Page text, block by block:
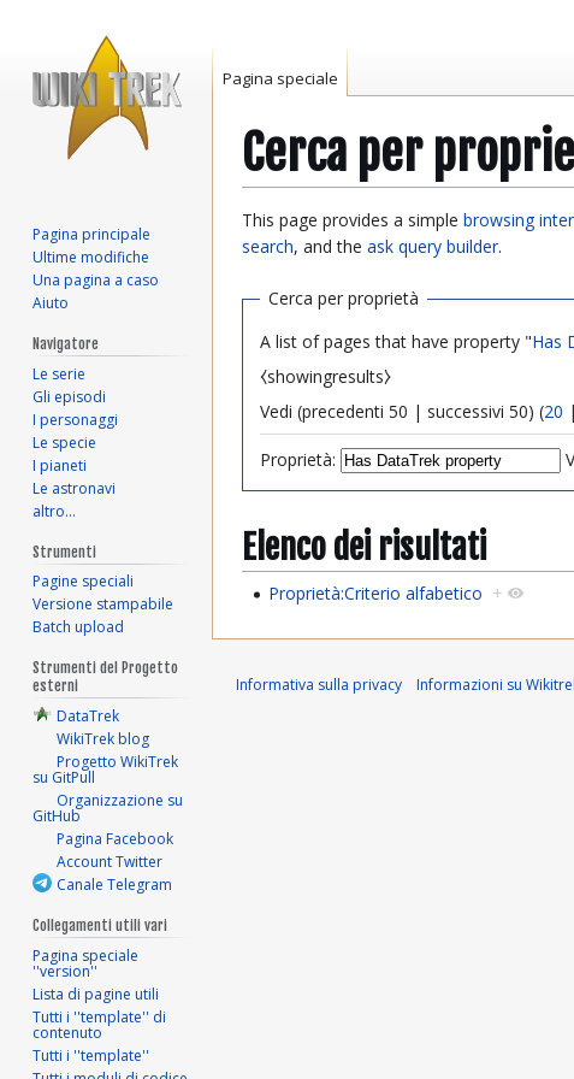
Cerca per
Vai
alla
Vai
alla
This page provides a simple browsing
search, and the ask query builder.
Cerca per proprietà
A list of pages that have property "Has
⧼showingresults⧽
Vedi (precedenti 50 | successivi 50) (20 |
Proprietà:
Elenco dei risultati
Proprietà:Criterio alfabetico +
Pagina speciale
Pagina principale
Ultime modifiche
Una pagina a caso
Aiuto
Navigatore
Le serie
Gli episodi
I personaggi
Le specie
I pianeti
Le astronavi
altro…
Strumenti
Pagine speciali
Versione stampabile
Batch upload
Strumenti del Progetto
esterni
DataTrek
WikiTrek blog
Progetto WikiTrek
su GitPull
Organizzazione su
GitHub
Pagina Facebook
Account Twitter
Canale Telegram
Collegamenti utili vari
Pagina speciale
''version''
Lista di pagine utili
Tutti i ''template'' di
contenuto
Tutti i ''template''
Informativa sulla privacy Informazioni su